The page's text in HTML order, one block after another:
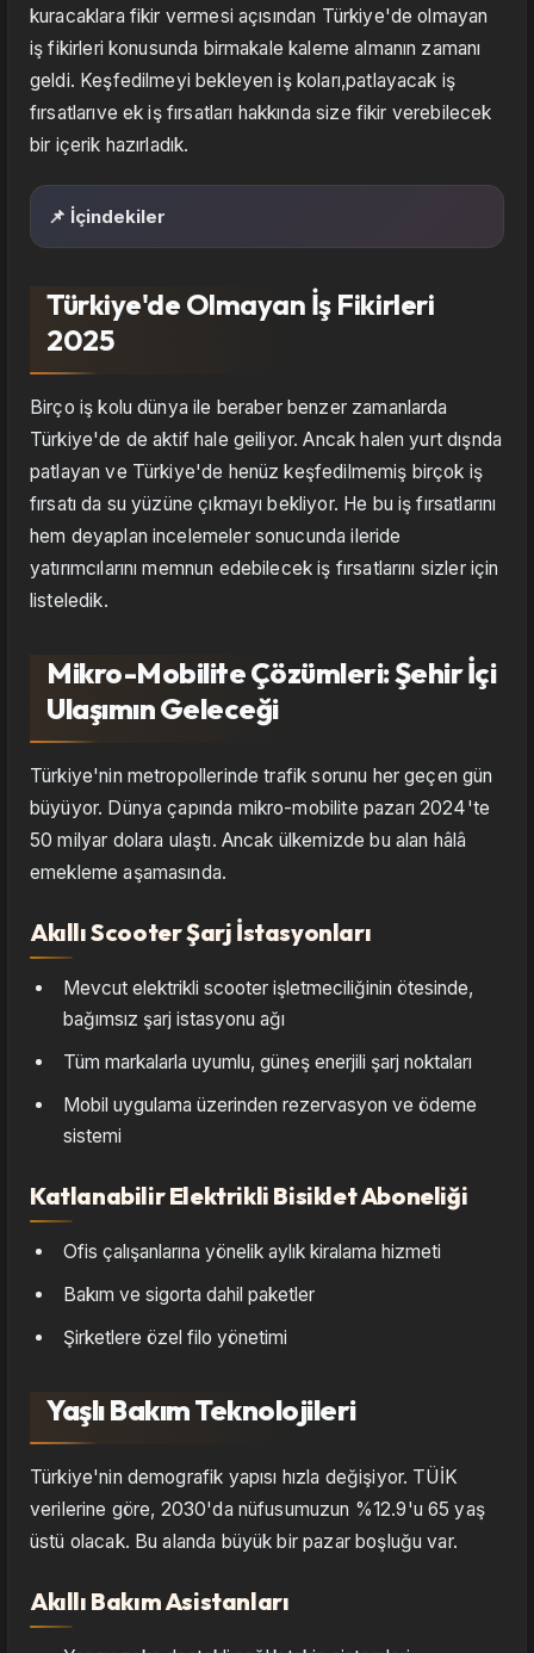
kuracaklara fikir vermesi açısından Türkiye'de olmayan
iş fikirleri konusunda birmakale kaleme almanın zamanı
geldi. Keşfedilmeyi bekleyen iş koları,patlayacak iş
fırsatlarıve ek iş fırsatları hakkında size fikir verebilecek
bir içerik hazırladık.
📌 İçindekiler
Türkiye'de Olmayan İş Fikirleri
2025
Birço iş kolu dünya ile beraber benzer zamanlarda
Türkiye'de de aktif hale geiliyor. Ancak halen yurt dışnda
patlayan ve Türkiye'de henüz keşfedilmemiş birçok iş
fırsatı da su yüzüne çıkmayı bekliyor. He bu iş fırsatlarını
hem deyaplan incelemeler sonucunda ileride
yatırımcılarını memnun edebilecek iş fırsatlarını sizler için
listeledik.
Mikro-Mobilite Çözümleri: Şehir İçi
Ulaşımın Geleceği
Türkiye'nin metropollerinde trafik sorunu her geçen gün
büyüyor. Dünya çapında mikro-mobilite pazarı 2024'te
50 milyar dolara ulaştı. Ancak ülkemizde bu alan hâlâ
emekleme aşamasında.
Akıllı Scooter Şarj İstasyonları
Mevcut elektrikli scooter işletmeciliğinin ötesinde,
bağımsız şarj istasyonu ağı
Tüm markalarla uyumlu, güneş enerjili şarj noktaları
Mobil uygulama üzerinden rezervasyon ve ödeme
sistemi
Katlanabilir Elektrikli Bisiklet Aboneliği
Ofis çalışanlarına yönelik aylık kiralama hizmeti
Bakım ve sigorta dahil paketler
Şirketlere özel filo yönetimi
Yaşlı Bakım Teknolojileri
Türkiye'nin demografik yapısı hızla değişiyor. TÜİK
verilerine göre, 2030'da nüfusumuzun %12.9'u 65 yaş
üstü olacak. Bu alanda büyük bir pazar boşluğu var.
Akıllı Bakım Asistanları